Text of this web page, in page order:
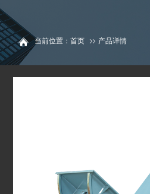
当前位置：首页 产品详情